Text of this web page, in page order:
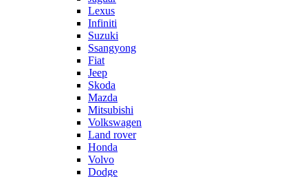
Lexus
Infiniti
Suzuki
Ssangyong
Fiat
Jeep
Skoda
Mazda
Mitsubishi
Volkswagen
Land rover
Honda
Volvo
Dodge